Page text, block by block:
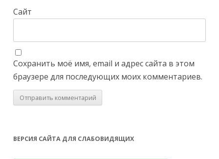
Сайт
Сохранить моё имя, email и адрес сайта в этом
браузере для последующих моих комментариев.
ВЕРСИЯ САЙТА ДЛЯ СЛАБОВИДЯЩИХ